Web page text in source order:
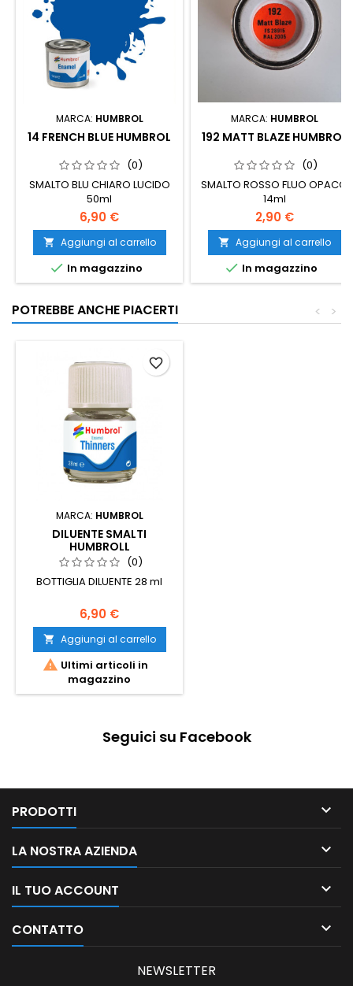
MARCA: HUMBROL
14 FRENCH BLUE HUMBROL
(0)
SMALTO BLU CHIARO LUCIDO
50ml
6,90 €
 Aggiungi al carrello
 In magazzino
MARCA: HUMBROL
192 MATT BLAZE HUMBROL
(0)
SMALTO ROSSO FLUO OPACO
14ml
2,90 €
 Aggiungi al carrello
 In magazzino
POTREBBE ANCHE PIACERTI >
<
MARCA: HUMBROL
DILUENTE SMALTI
HUMBROLL
(0)
BOTTIGLIA DILUENTE 28 ml
6,90 €
 Aggiungi al carrello
 Ultimi articoli in
magazzino
favorite_border
Seguici su Facebook
PRODOTTI 
LA NOSTRA AZIENDA 
IL TUO ACCOUNT 
CONTATTO 
NEWSLETTER